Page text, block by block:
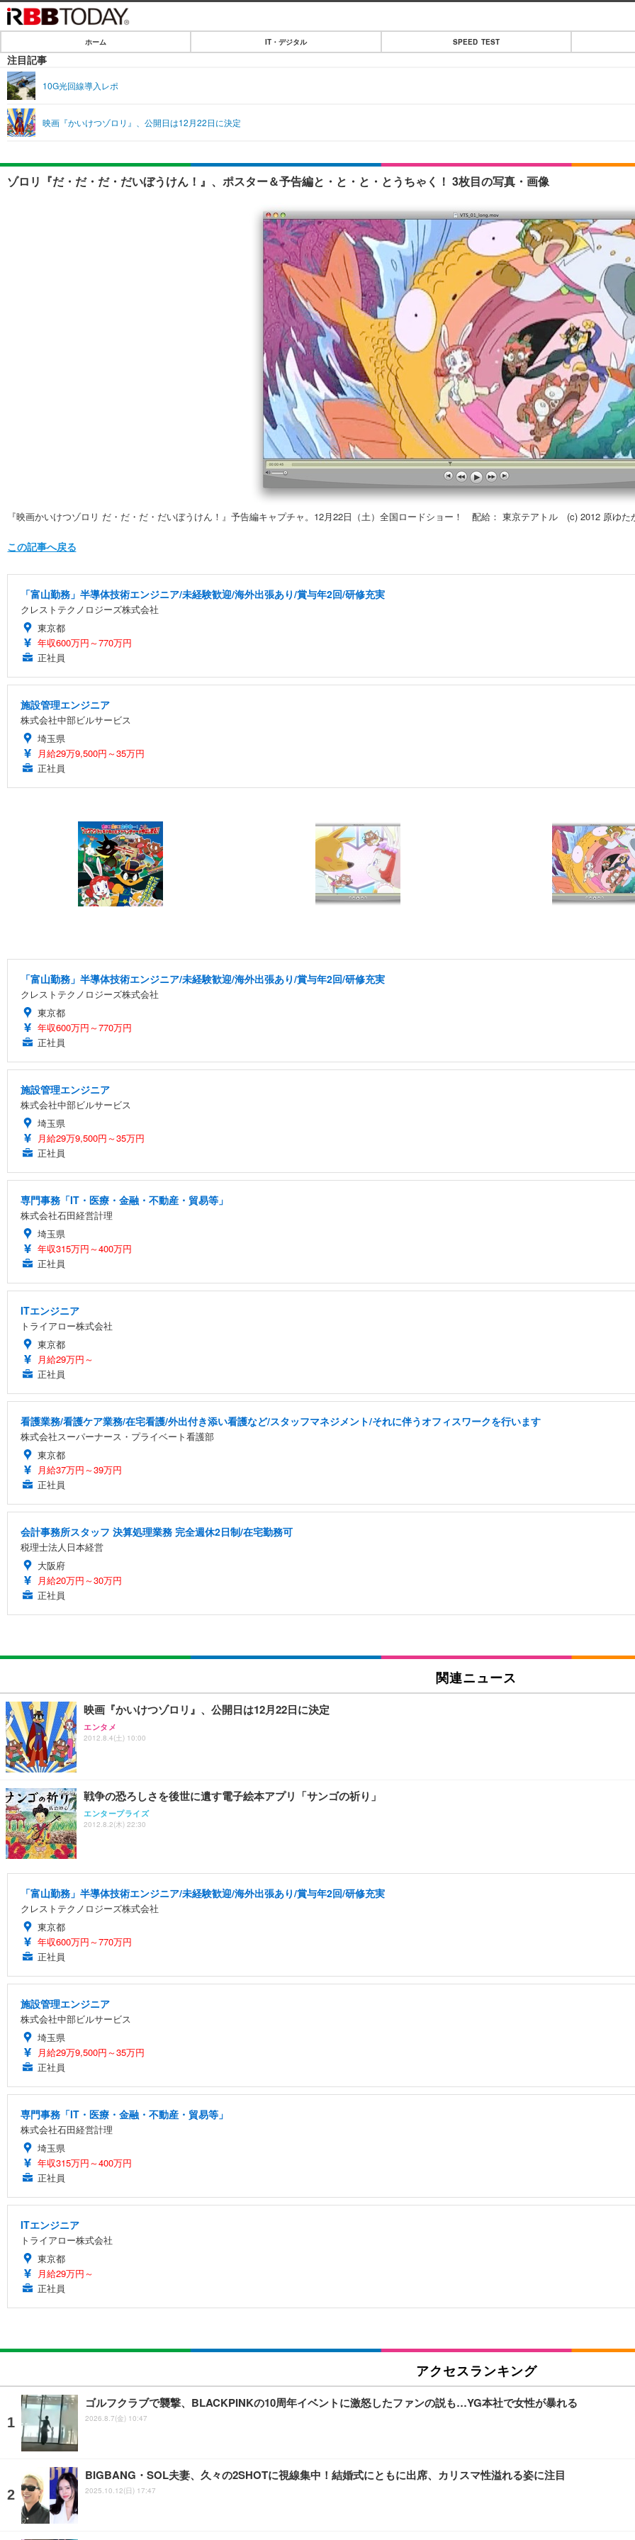
IT・デジタル
ショッピング
SPEED TEST
エンタメ
エンタメTOP
ショッピング
ライフ
ホーム IT・デジタル SPEED TEST
注目記事
10G光回線導入レポ
映画『かいけつゾロリ』、公開日は12月22日に決定
ゾロリ『だ・だ・だ・だいぼうけん！』、ポスター＆予告編と・と・と・とうちゃく！ 3枚目の写真・画像
『映画かいけつゾロリ だ・だ・だ・だいぼうけん！』予告編キャプチャ。12月22日（土）全国ロードショー！ 配給： 東京テアトル (c) 2012 原ゆ
この記事へ戻る
「富山勤務」半導体技術エンジニア/未経験歓迎/海外出張あり/賞与年2回/研修充実
クレストテクノロジーズ株式会社
東京都
年収600万円～770万円
正社員
施設管理エンジニア
株式会社中部ビルサービス
埼玉県
月給29万9,500円～35万円
正社員
「富山勤務」半導体技術エンジニア/未経験歓迎/海外出張あり/賞与年2回/研修充実
クレストテクノロジーズ株式会社
東京都
年収600万円～770万円
正社員
施設管理エンジニア
株式会社中部ビルサービス
埼玉県
月給29万9,500円～35万円
正社員
専門事務「IT・医療・金融・不動産・貿易等」
株式会社石田経営計理
埼玉県
年収315万円～400万円
正社員
ITエンジニア
トライアロー株式会社
東京都
月給29万円～
正社員
看護業務/看護ケア業務/在宅看護/外出付き添い看護など/スタッフマネジメント/それに伴うオフィスワークを行います
株式会社スーパーナース・プライベート看護部
東京都
月給37万円～39万円
正社員
会計事務所スタッフ 決算処理業務 完全週休2日制/在宅勤務可
税理士法人日本経営
大阪府
月給20万円～30万円
正社員
関連ニュース
映画『かいけつゾロリ』、公開日は12月22日に決定
エンタメ
2012.8.4(土) 10:00
戦争の恐ろしさを後世に遺す電子絵本アプリ「サンゴの祈り」
エンタープライズ
2012.8.2(木) 22:30
「富山勤務」半導体技術エンジニア/未経験歓迎/海外出張あり/賞与年2回/研修充実
クレストテクノロジーズ株式会社
東京都
年収600万円～770万円
正社員
施設管理エンジニア
株式会社中部ビルサービス
埼玉県
月給29万9,500円～35万円
正社員
専門事務「IT・医療・金融・不動産・貿易等」
株式会社石田経営計理
埼玉県
年収315万円～400万円
正社員
ITエンジニア
トライアロー株式会社
東京都
月給29万円～
正社員
アクセスランキング
ゴルフクラブで襲撃、BLACKPINKの10周年イベントに激怒したファンの説も…YG本社で女性が暴れる
2026.8.7(金) 10:47
BIGBANG・SOL夫妻、久々の2SHOTに視線集中！結婚式にともに出席、カリスマ性溢れる姿に注目
2025.10.12(日) 17:47